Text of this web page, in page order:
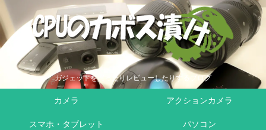
ガジェットを買ったりレビューしたりするブログ
カメラ アクションカメラ
スマホ・タブレット パソコン